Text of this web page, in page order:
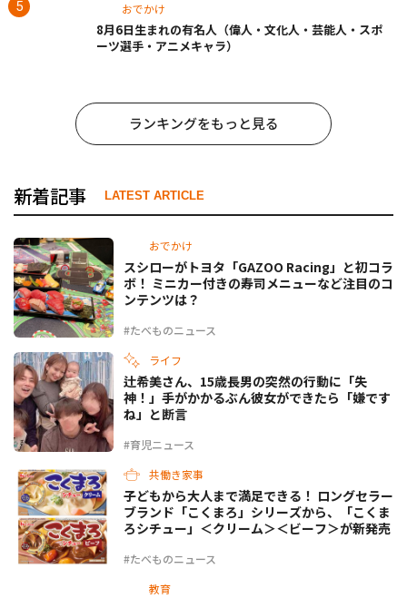
おでかけ
8月6日生まれの有名人（偉人・文化人・芸能人・スポ
ーツ選手・アニメキャラ）
ランキングをもっと見る
新着記事 LATEST ARTICLE
おでかけ
#たべものニュース
スシローがトヨタ「GAZOO Racing」と初コラ
ボ！ ミニカー付きの寿司メニューなど注目のコ
ンテンツは？
ライフ
#育児ニュース
辻希美さん、15歳長男の突然の行動に「失
神！」手がかかるぶん彼女ができたら「嫌です
ね」と断言
共働き家事
#たべものニュース
子どもから大人まで満足できる！ ロングセラー
ブランド「こくまろ」シリーズから、「こくま
ろシチュー」＜クリーム＞＜ビーフ＞が新発売
教育